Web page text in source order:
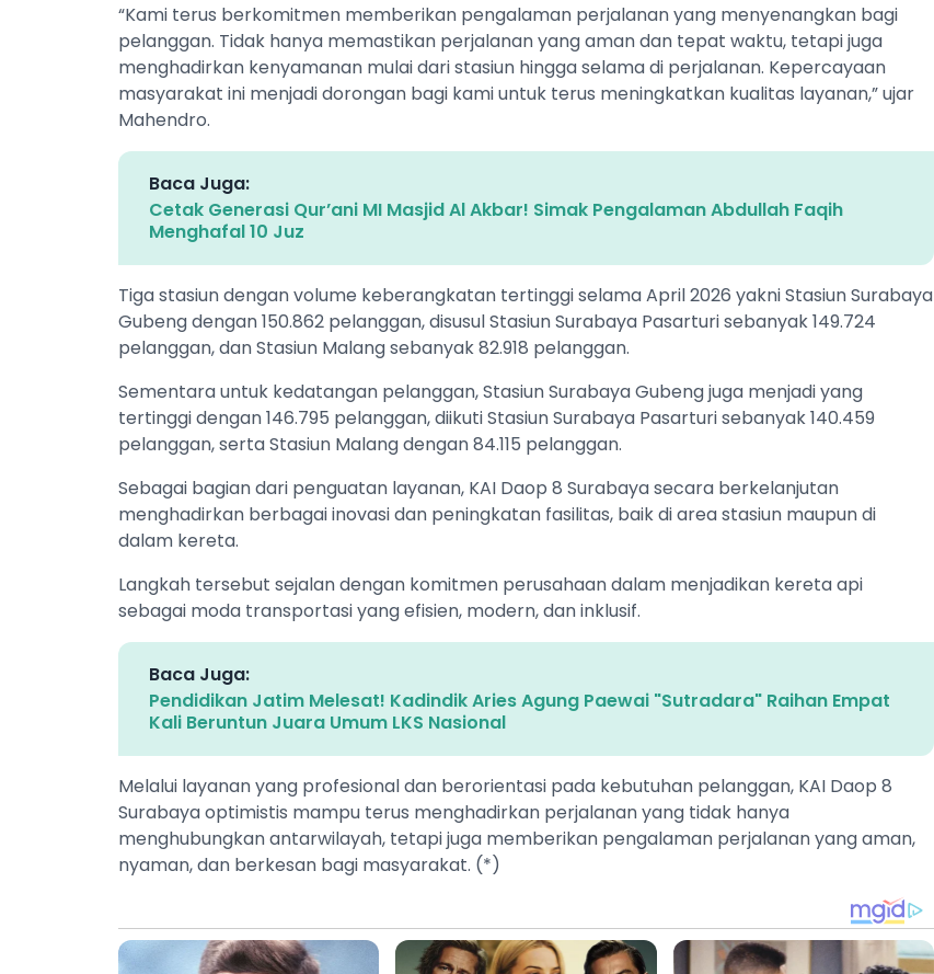
“Kami terus berkomitmen memberikan pengalaman perjalanan yang menyenangkan bagi
pelanggan. Tidak hanya memastikan perjalanan yang aman dan tepat waktu, tetapi juga
menghadirkan kenyamanan mulai dari stasiun hingga selama di perjalanan. Kepercayaan
masyarakat ini menjadi dorongan bagi kami untuk terus meningkatkan kualitas layanan,” ujar
Mahendro.
Baca Juga:
Cetak Generasi Qur’ani MI Masjid Al Akbar! Simak Pengalaman Abdullah Faqih
Menghafal 10 Juz
Tiga stasiun dengan volume keberangkatan tertinggi selama April 2026 yakni Stasiun Surabaya
Gubeng dengan 150.862 pelanggan, disusul Stasiun Surabaya Pasarturi sebanyak 149.724
pelanggan, dan Stasiun Malang sebanyak 82.918 pelanggan.
Sementara untuk kedatangan pelanggan, Stasiun Surabaya Gubeng juga menjadi yang
tertinggi dengan 146.795 pelanggan, diikuti Stasiun Surabaya Pasarturi sebanyak 140.459
pelanggan, serta Stasiun Malang dengan 84.115 pelanggan.
Sebagai bagian dari penguatan layanan, KAI Daop 8 Surabaya secara berkelanjutan
menghadirkan berbagai inovasi dan peningkatan fasilitas, baik di area stasiun maupun di
dalam kereta.
Langkah tersebut sejalan dengan komitmen perusahaan dalam menjadikan kereta api
sebagai moda transportasi yang efisien, modern, dan inklusif.
Baca Juga:
Pendidikan Jatim Melesat! Kadindik Aries Agung Paewai "Sutradara" Raihan Empat
Kali Beruntun Juara Umum LKS Nasional
Melalui layanan yang profesional dan berorientasi pada kebutuhan pelanggan, KAI Daop 8
Surabaya optimistis mampu terus menghadirkan perjalanan yang tidak hanya
menghubungkan antarwilayah, tetapi juga memberikan pengalaman perjalanan yang aman,
nyaman, dan berkesan bagi masyarakat. (*)